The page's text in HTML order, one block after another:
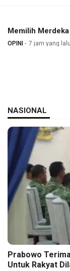
Memilih
OPINI 7 jam yang lalu
NASIONAL
Prabowo
Untuk Rakyat